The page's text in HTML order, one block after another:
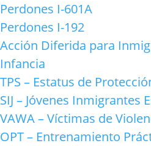
Perdones I-601A
Perdones I-192
Acción Diferida para
Infancia
TPS – Estatus de
SIJ – Jóvenes Inmigrantes
VAWA – Víctimas de
OPT – Entrenamiento